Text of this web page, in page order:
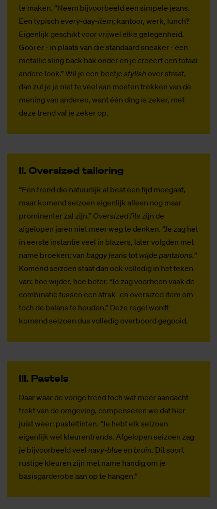
te maken. “Neem bijvoorbeeld een simpele jeans.
Een typisch every-day-item; kantoor, werk, lunch?
Eigenlijk geschikt voor vrijwel elke gelegenheid.
Gooi er - in plaats van die standaard sneaker - een
metallic sling back hak onder en je creëert een totaal
andere look.” Wil je een beetje stylish over straat,
dan zul je je niet te veel aan moeten trekken van de
mening van anderen, want één ding is zeker, met
deze trend val je zeker op.
II. Over­si­zed tail­o­ring
“Een trend die natuurlijk al best een tijd meegaat,
maar komend seizoen eigenlijk alleen nog maar
prominenter zal zijn.” Oversized fits zijn de
afgelopen jaren niet meer weg te denken. “Je zag het
in eerste instantie veel in blazers, later volgden met
name broeken; van baggy jeans tot wijde pantalons.”
Komend seizoen staat dan ook volledig in het teken
van: hoe wijder, hoe beter. “Je zag voorheen vaak de
combinatie tussen een strak- en oversized item om
toch de balans te houden.” Deze regel wordt
komend seizoen dus volledig overboord gegooid.
III. Pas­tels
Daar waar de vorige trend toch wat meer aandacht
trekt van de omgeving, compenseren we dat hier
juist weer: pasteltinten. “Je hebt elk seizoen
eigenlijk wel kleurentrends. Afgelopen seizoen zag
je bijvoorbeeld veel navy-blue en bruin. Dit soort
rustige kleuren zijn met name handig om je
basisgarderobe aan op te hangen.”